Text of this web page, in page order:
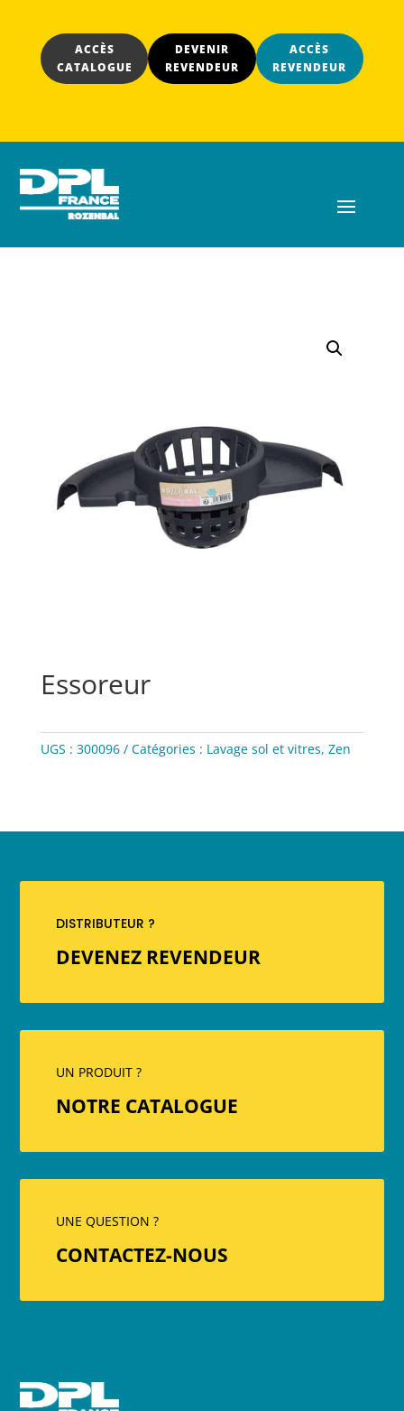
ACCÈS
CATALOGUE
DEVENIR
REVENDEUR
ACCÈS
REVENDEUR
Essoreur
UGS : 300096 Catégories : Lavage sol et vitres, Zen
DISTRIBUTEUR ?
DEVENEZ REVENDEUR
UN PRODUIT ?
NOTRE CATALOGUE
UNE QUESTION ?
CONTACTEZ-NOUS